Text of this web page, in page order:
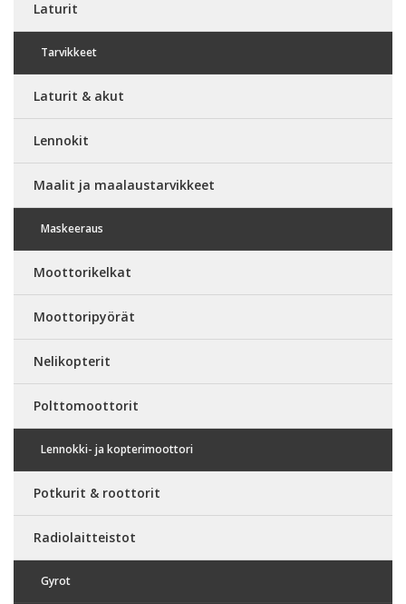
Laturit
Tarvikkeet
Laturit & akut
Lennokit
Maalit ja maalaustarvikkeet
Maskeeraus
Moottorikelkat
Moottoripyörät
Nelikopterit
Polttomoottorit
Lennokki- ja kopterimoottori
Potkurit & roottorit
Radiolaitteistot
Gyrot